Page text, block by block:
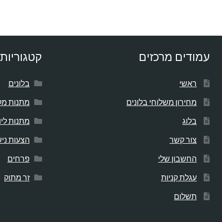
עמודים מרכזים
ראשי
מחירון משלוחי בלונים
בלוג
צור קשר
החשבון שלי
עגלת קניות
תשלום
בלונים
מתנות
מתנות
הצעות
פרחים
זר מתוק